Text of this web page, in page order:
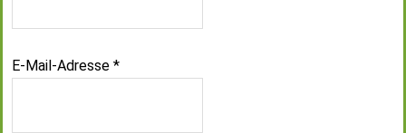
E-Mail-Adresse *